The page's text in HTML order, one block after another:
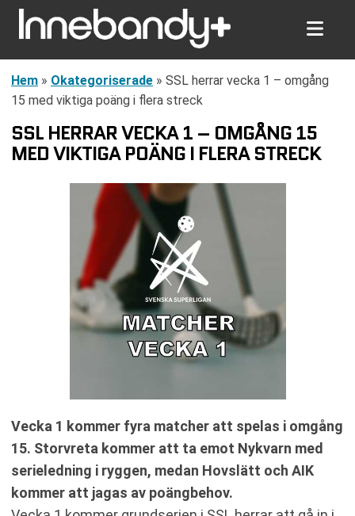
Hem » Okategoriserade » SSL herrar vecka 1 – omgång
15 med viktiga poäng i flera streck
SSL HERRAR VECKA 1 – OMGÅNG 15
MED VIKTIGA POÄNG I FLERA STRECK
Vecka 1 kommer fyra matcher att spelas i omgång
15. Storvreta kommer att ta emot Nykvarn med
serieledning i ryggen, medan Hovslätt och AIK
kommer att jagas av poängbehov.